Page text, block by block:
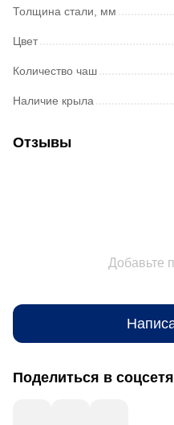
Толщина стали, мм
Цвет
Количество чаш
Наличие крыла
Отзывы
Добавьте
Поделиться в